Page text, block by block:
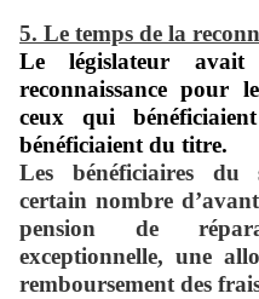
5. Le temps de la
Le législateur
reconnaissance pour
ceux qui
bénéficiaient du titre.
Les bénéficiaires du
certain nombre
pension de
exceptionnelle, une
remboursement des